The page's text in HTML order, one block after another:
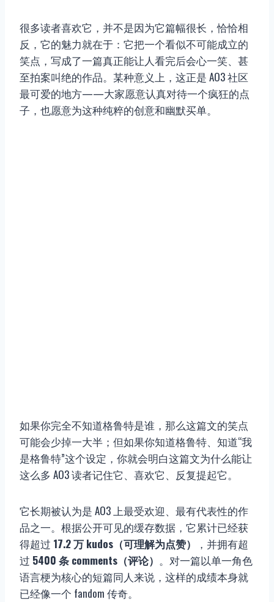
很多读者喜欢它，并不是因为它篇幅很长，恰恰相
反，它的魅力就在于：它把一个看似不可能成立的
笑点，写成了一篇真正能让人看完后会心一笑、甚
至拍案叫绝的作品。某种意义上，这正是 AO3 社区
最可爱的地方——大家愿意认真对待一个疯狂的点
子，也愿意为这种纯粹的创意和幽默买单。
如果你完全不知道格鲁特是谁，那么这篇文的笑点
可能会少掉一大半；但如果你知道格鲁特、知道“我
是格鲁特”这个设定，你就会明白这篇文为什么能让
这么多 AO3 读者记住它、喜欢它、反复提起它。
它长期被认为是 AO3 上最受欢迎、最有代表性的作
品之一。根据公开可见的缓存数据，它累计已经获
得超过 17.2 万 kudos（可理解为点赞）
，并拥有超
过 5400 条 comments（评论） 。对一篇以单一角色
语言梗为核心的短篇同人来说，这样的成绩本身就
已经像一个 fandom 传奇。